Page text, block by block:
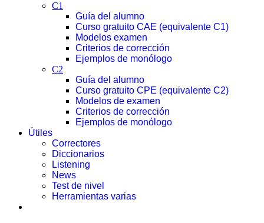
C1
Guía del alumno
Curso gratuito CAE (equivalente C1)
Modelos examen
Criterios de corrección
Ejemplos de monólogo
C2
Guía del alumno
Curso gratuito CPE (equivalente C2)
Modelos de examen
Criterios de corrección
Ejemplos de monólogo
Útiles
Correctores
Diccionarios
Listening
News
Test de nivel
Herramientas varias